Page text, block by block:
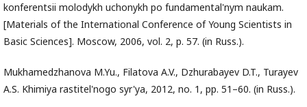
konferentsii molodykh uchonykh po fundamental'nym naukam.
[Materials of the International Conference of Young Scientists in
Basic Sciences]. Moscow, 2006, vol. 2, p. 57. (in Russ.).
Mukhamedzhanova M.Yu., Filatova A.V., Dzhurabayev D.T., Turayev
A.S. Khimiya rastitel'nogo syr'ya, 2012, no. 1, pp. 51–60. (in Russ.).